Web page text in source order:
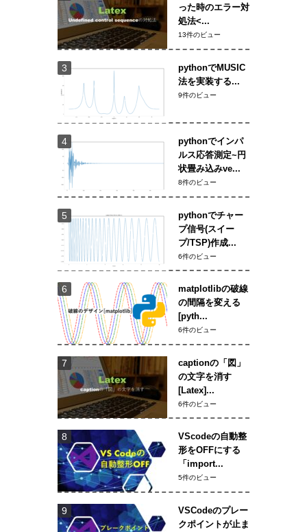
った時のエラー対
処法<...
13件のビュー
pythonでMUSIC
法を実装する...
9件のビュー
pythonでインパ
ルス応答測定~円
状畳み込みve...
8件のビュー
pythonでチャー
プ信号(スイー
プ/TSP)作成...
6件のビュー
matplotlibの破線
の間隔を変える
[pyth...
6件のビュー
captionの「図」
の文字を消す
[Latex]...
6件のビュー
VScodeの自動整
形をOFFにする
「import...
5件のビュー
VSCodeのプレー
クポイントが止ま